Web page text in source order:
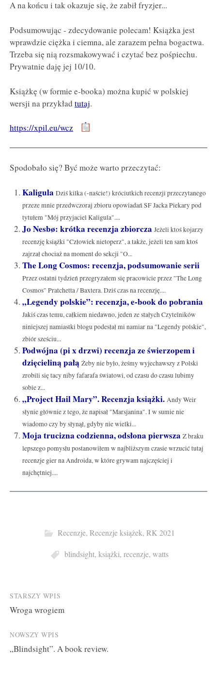
A na końcu i tak okazuje się, że zabił fryzjer...
Podsumowując - zdecydowanie polecam! Książka jest
wprawdzie ciężka i ciemna, ale zarazem pełna bogactwa.
Trzeba się nią rozsmakowywać i czytać bez pośpiechu.
Prywatnie daję jej 10/10.
Książkę (w formie e-booka) można kupić w polskiej
wersji na przykład tutaj.
https://xpil.eu/wcz
Spodobało się? Być może warto przeczytać:
Kaligula Dziś kilka (-naście!) króciutkich recenzji przeczytanego
przeze mnie przedwczoraj zbioru opowiadań SF Jacka Piekary pod
tytułem "Mój przyjaciel Kaligula"....
Jo Nesbø: krótka recenzja zbiorcza Jeżeli ktoś kojarzy
recenzję książki "Człowiek nietoperz", a także, jeżeli ten sam ktoś
zajrzał chociaż na moment do sekcji "O...
The Long Cosmos: recenzja, podsumowanie serii
Przez ostatni tydzień przegryzałem się pracowicie przez "The Long
Cosmos" Pratchetta / Baxtera. Dziś czas na recenzję....
„Legendy polskie”: recenzja, e-book do pobrania
Jakiś czas temu, całkiem niedawno, jeden ze stałych Czytelników
niniejszej namiastki blogu podesłał mi namiar na "Legendy polskie",
zbiór sześciu...
Podwójna (pi x drzwi) recenzja ze świerzopem i
dzięcieliną pałą Żeby nie było, żeśmy wyjechawszy z Polski
zrobili się tacy niby fafarafa światowi, od czasu do czasu lubimy
sobie z...
„Project Hail Mary”. Recenzja książki. Andy Weir
słynie głównie z tego, że napisał "Marsjanina". I w sumie nie
wiadomo czy by słynął, gdyby nie wielki...
Moja trucizna codzienna, odsłona pierwsza Z braku
lepszego pomysłu postanowiłem w najbliższym czasie wrzucić tutaj
recenzje gier na Androida, w które grywam najczęściej i
najchętniej....
Recenzje, Recenzje książek, RK 2021
blindsight, książki, recenzje, watts
Post
navigation
STARSZY WPIS
Wroga wrogiem
NOWSZY WPIS
„Blindsight”. A book review.